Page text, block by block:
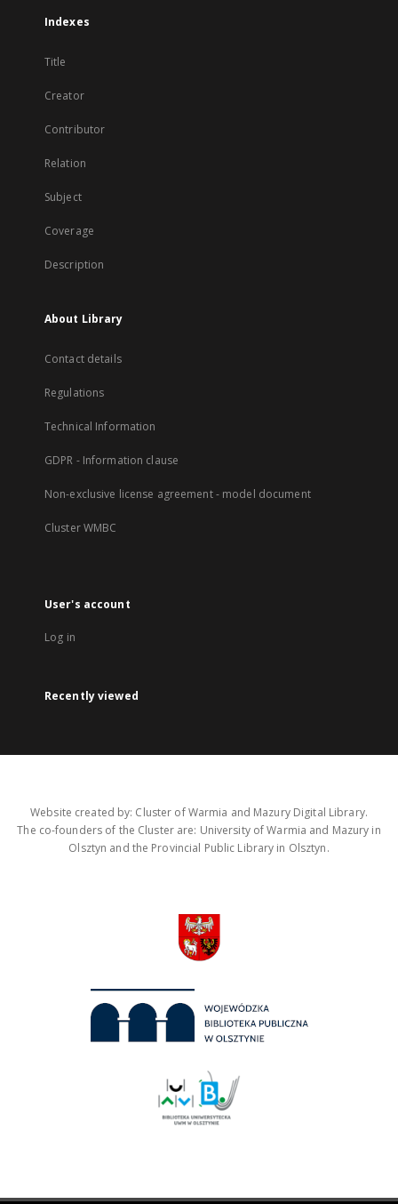
Indexes
Title
Creator
Contributor
Relation
Subject
Coverage
Description
About Library
Contact details
Regulations
Technical Information
GDPR - Information clause
Non-exclusive license agreement - model document
Cluster WMBC
User's account
Log in
Recently viewed
Website created by: Cluster of Warmia and Mazury Digital Library.
The co-founders of the Cluster are: University of Warmia and Mazury in
Olsztyn and the Provincial Public Library in Olsztyn.